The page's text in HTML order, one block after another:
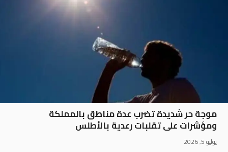
موجة حر شديدة تضرب عدة مناطق بالمملكة
ومؤشرات على تقلبات رعدية بالأطلس
يوليو 5, 2026